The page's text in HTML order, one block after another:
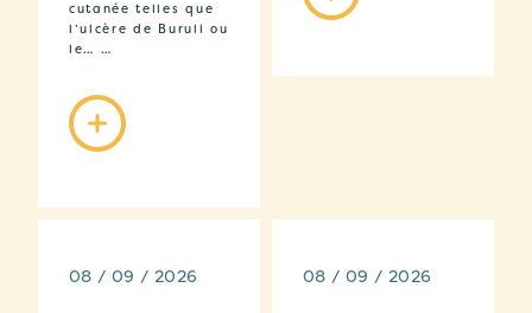
cutanée telles que
l’ulcère de Buruli ou
le… …
08 / 09 / 2026 08 / 09 / 2026